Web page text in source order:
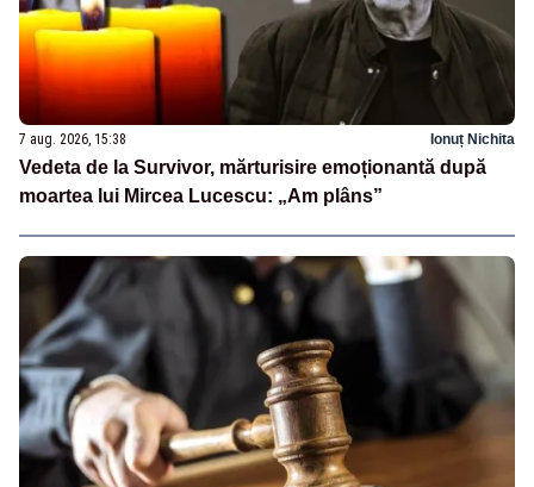
7 aug. 2026, 15:38 Ionuț Nichita
Vedeta de la Survivor, mărturisire emoționantă după
moartea lui Mircea Lucescu: „Am plâns”